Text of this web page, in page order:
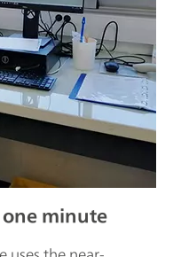
one minute